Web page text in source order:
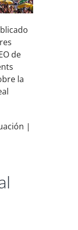
de
la
|